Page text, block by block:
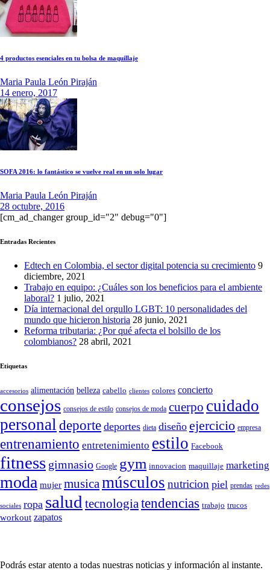
4 productos esenciales en tu bolsa de maquillaje
Maria Paula León Piraján
14 enero, 2017
SOFA 2016: lo fantástico se vuelve real en un solo lugar
Maria Paula León Piraján
28 octubre, 2016
[cm_ad_changer group_id="2" debug="0"]
Entradas Recientes
Edtech en Colombia, el sector digital potencia su crecimiento 9
diciembre, 2021
Trabajo en equipo: ¿Cuáles son los beneficios para el ambiente
laboral? 1 julio, 2021
Día internacional del orgullo LGBT: 10 personalidades del
mundo que hicieron historia 28 junio, 2021
Reforma tributaria: ¿Por qué afecta el bolsillo de los
colombianos? 28 abril, 2021
Etiquetas
accesorios alimentación belleza cabello clientes colores concierto
consejos consejos de estilo consejos de moda cuerpo cuidado
personal deporte deportes dieta diseño ejercicio empresa
entrenamiento entretenimiento estilo Facebook
fitness gimnasio Google gym innovacion maquillaje marketing
moda mujer musica músculos nutricion piel prendas redes
sociales ropa salud tecnologia tendencias trabajo trucos
workout zapatos
Podrás estar atento a todas nuestras noticias y información al instante.